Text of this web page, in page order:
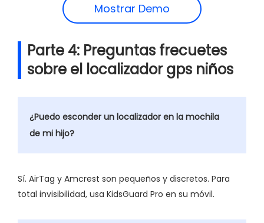
Mostrar Demo
Parte 4: Preguntas frecuetes
sobre el localizador gps niños
¿Puedo esconder un localizador en la mochila
de mi hijo?
Sí. AirTag y Amcrest son pequeños y discretos. Para
total invisibilidad, usa KidsGuard Pro en su móvil.